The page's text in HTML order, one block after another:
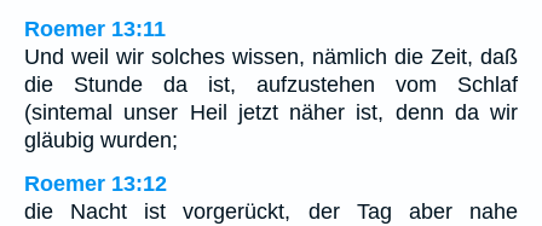
Roemer 13:11
Und weil wir solches wissen, nämlich die Zeit, daß
die Stunde da ist, aufzustehen vom Schlaf
(sintemal unser Heil jetzt näher ist, denn da wir
gläubig wurden;
Roemer 13:12
die Nacht ist vorgerückt, der Tag aber nahe